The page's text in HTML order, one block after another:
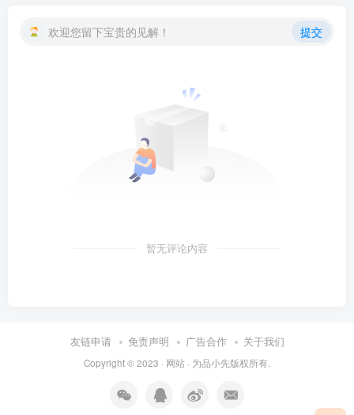
欢迎您留下宝贵的见解！ 提交
暂无评论内容
友链申请 免责声明 广告合作 关于我们
Copyright © 2023 · 网站 · 为品小先版权所有.